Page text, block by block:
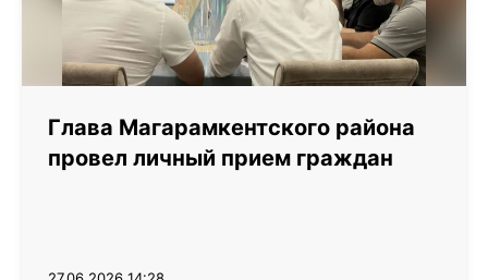
Глава Магарамкентского района
провел личный прием граждан